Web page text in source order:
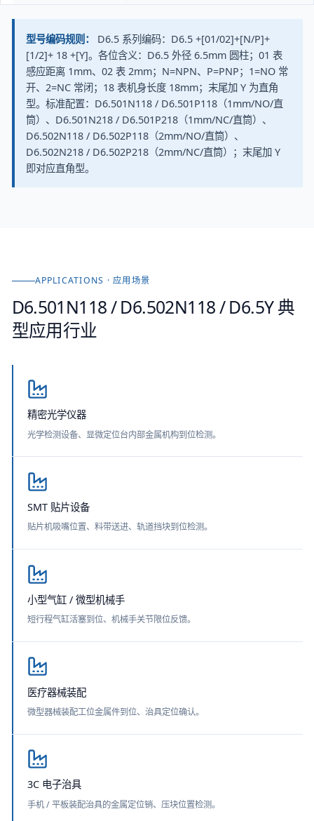
型号编码规则：
D6.5 系列编码：D6.5 +[01/02]+[N/P]+
[1/2]+ 18 +[Y]。各位含义：D6.5 外径 6.5mm 圆柱；01 表
感应距离 1mm、02 表 2mm；N=NPN、P=PNP；1=NO 常
开、2=NC 常闭；18 表机身长度 18mm；末尾加 Y 为直角
型。标准配置：D6.501N118 / D6.501P118（1mm/NO/直
筒）、D6.501N218 / D6.501P218（1mm/NC/直筒）、
D6.502N118 / D6.502P118（2mm/NO/直筒）、
D6.502N218 / D6.502P218（2mm/NC/直筒）；末尾加 Y
即对应直角型。
APPLICATIONS · 应用场景
D6.501N118 / D6.502N118 / D6.5Y典
型应用行业
精密光学仪器
光学检测设备、显微定位台内部金属机构到位检测。
SMT 贴片设备
贴片机吸嘴位置、料带送进、轨道挡块到位检测。
小型气缸 / 微型机械手
短行程气缸活塞到位、机械手关节限位反馈。
医疗器械装配
微型器械装配工位金属件到位、治具定位确认。
3C 电子治具
手机 / 平板装配治具的金属定位销、压块位置检测。